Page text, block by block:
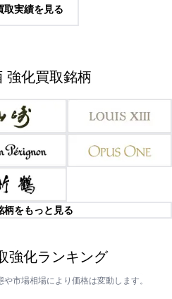
取実績を見る
強化買取銘柄
柄をもっと見る
強化ランキング
市場相場により価格は変動します。